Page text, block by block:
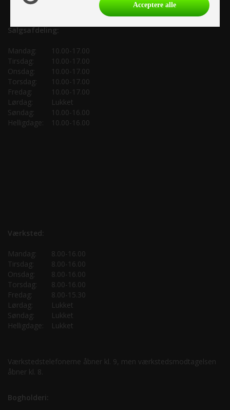
Salgsafdeling:
Mandag:
10.00-17.00
Tirsdag:
10.00-17.00
Onsdag:
10.00-17.00
Torsdag:
10.00-17.00
Fredag:
10.00-17.00
Lørdag:
Lukket
Søndag:
10.00-16.00
Helligdage:
10.00-16.00
Værksted:
Mandag:
8.00-16.00
Tirsdag:
8.00-16.00
Onsdag:
8.00-16.00
Torsdag:
8.00-16.00
Fredag:
8.00-15.30
Lørdag:
Lukket
Søndag:
Lukket
Helligdage:
Lukket
Værkstedstelefonerne åbner kl. 9, men værkstedsmodtagelsen
åbner kl. 8.
Bogholderi:
Acceptere alle